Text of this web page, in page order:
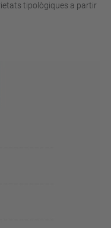
tipològiques a partir